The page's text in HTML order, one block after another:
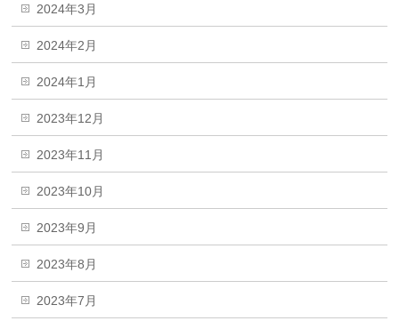
2024年3月
2024年2月
2024年1月
2023年12月
2023年11月
2023年10月
2023年9月
2023年8月
2023年7月